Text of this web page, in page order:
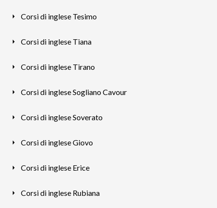
Corsi di inglese Tesimo
Corsi di inglese Tiana
Corsi di inglese Tirano
Corsi di inglese Sogliano Cavour
Corsi di inglese Soverato
Corsi di inglese Giovo
Corsi di inglese Erice
Corsi di inglese Rubiana